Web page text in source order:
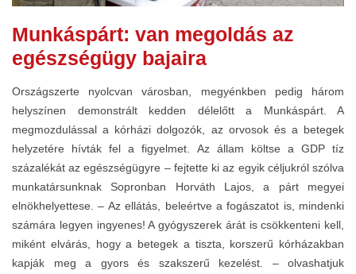
Munkáspárt: van megoldás az
egészségügy bajaira
Országszerte nyolcvan városban, megyénkben pedig három
helyszínen demonstrált kedden délelőtt a Munkáspárt. A
megmozdulással a kórházi dolgozók, az orvosok és a betegek
helyzetére hívták fel a figyelmet. Az állam költse a GDP tíz
százalékát az egészségügyre – fejtette ki az egyik céljukról szólva
munkatársunknak Sopronban Horváth Lajos, a párt megyei
elnökhelyettese. – Az ellátás, beleértve a fogászatot is, mindenki
számára legyen ingyenes! A gyógyszerek árát is csökkenteni kell,
miként elvárás, hogy a betegek a tiszta, korszerű kórházakban
kapják meg a gyors és szakszerű kezelést. – olvashatjuk